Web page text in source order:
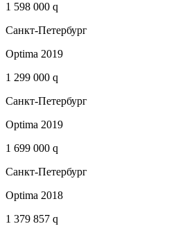
1 598 000 q
Санкт-Петербург
Optima 2019
1 299 000 q
Санкт-Петербург
Optima 2019
1 699 000 q
Санкт-Петербург
Optima 2018
1 379 857 q